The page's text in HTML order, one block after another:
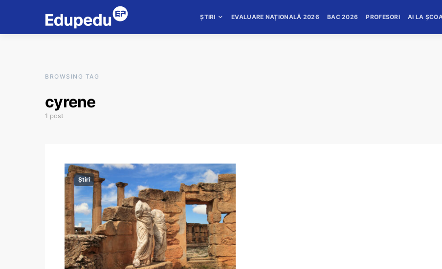
ȘTIRI EVALUARE NAȚIONALĂ 2026 BAC 2026 PROFESORI AI LA
BROWSING TAG
cyrene
1 post
Știri